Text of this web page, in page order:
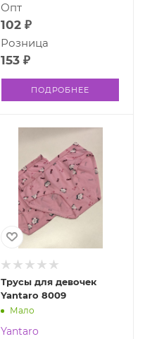
102 ₽
Опт
153 ₽
Розница
ПОДРОБНЕЕ
Трусы для девочек
Yantaro 8009
Мало
Yantaro